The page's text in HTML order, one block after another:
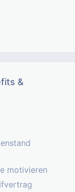
&
motivieren